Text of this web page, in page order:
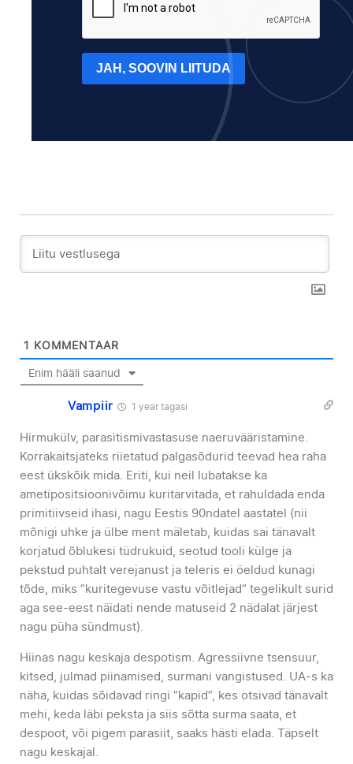
JAH, SOOVIN LIITUDA
1 KOMMENTAAR
Enim hääli saanud
Vampiir 1 year tagasi
Hirmukülv, parasitismivastasuse naeruvääristamine.
Korrakaitsjateks riietatud palgasõdurid teevad hea raha
eest ükskõik mida. Eriti, kui neil lubatakse ka
ametipositsioonivõimu kuritarvitada, et rahuldada enda
primitiivseid ihasi, nagu Eestis 90ndatel aastatel (nii
mõnigi uhke ja ülbe ment mäletab, kuidas sai tänavalt
korjatud õblukesi tüdrukuid, seotud tooli külge ja
pekstud puhtalt verejanust ja teleris ei öeldud kunagi
tõde, miks “kuritegevuse vastu võitlejad” tegelikult surid
aga see-eest näidati nende matuseid 2 nädalat järjest
nagu püha sündmust).
Hiinas nagu keskaja despotism. Agressiivne tsensuur,
kitsed, julmad piinamised, surmani vangistused. UA-s ka
näha, kuidas sõidavad ringi “kapid”, kes otsivad tänavalt
mehi, keda läbi peksta ja siis sõtta surma saata, et
despoot, või pigem parasiit, saaks hästi elada. Täpselt
nagu keskajal.